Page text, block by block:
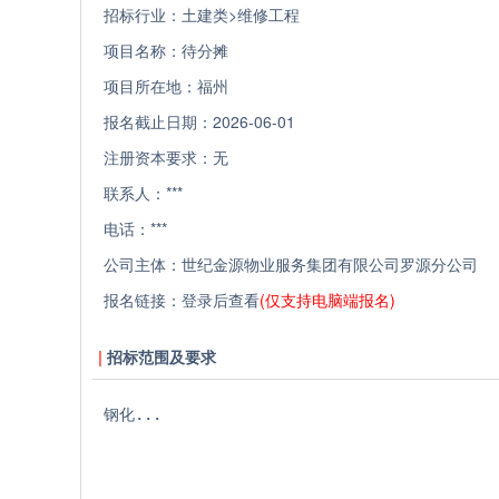
招标行业： 土建类>维修工程
项目名称： 待分摊
项目所在地： 福州
报名截止日期： 2026-06-01
注册资本要求： 无
联系人： ***
电话： ***
公司主体： 世纪金源物业服务集团有限公司罗源分公司
报名链接： 登录后查看(仅支持电脑端报名)
招标范围及要求
钢化...